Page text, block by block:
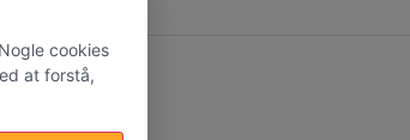
cookies
at forstå,